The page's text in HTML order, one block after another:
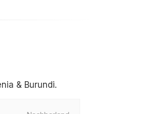
& Burundi.